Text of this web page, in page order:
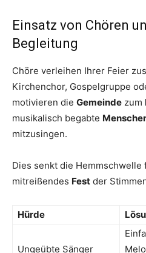
Einsatz von Chören
Begleitung
Chöre verleihen Ihrer Feier
Kirchenchor, Gospelgruppe
motivieren die Gemeinde zum
musikalisch begabte
mitzusingen.
Dies senkt die
mitreißendes Fest der
Hürde
Ungeübte Sänger